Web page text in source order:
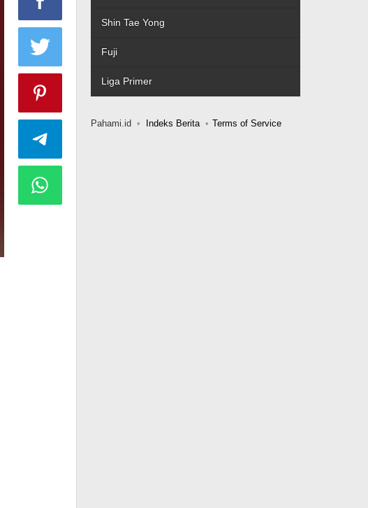
Shin Tae Yong
Fuji
Liga Primer
Pahami.id Indeks Berita Terms of Service